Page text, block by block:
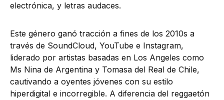
electrónica, y letras audaces.
Este género ganó tracción a fines de los 2010s a
través de SoundCloud, YouTube e Instagram,
liderado por artistas basadas en Los Angeles como
Ms Nina de Argentina y Tomasa del Real de Chile,
cautivando a oyentes jóvenes con su estilo
hiperdigital e incorregible. A diferencia del reggaetón